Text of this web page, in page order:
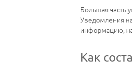
Большая часть
Уведомления
информацию,
Как